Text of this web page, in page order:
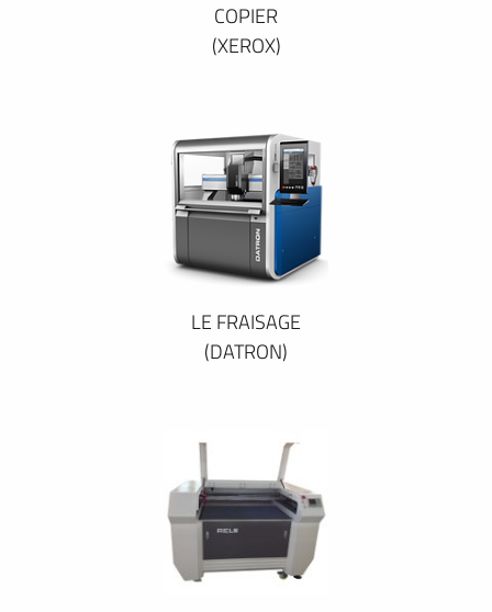
COPIER
(XEROX)
LE FRAISAGE
(DATRON)